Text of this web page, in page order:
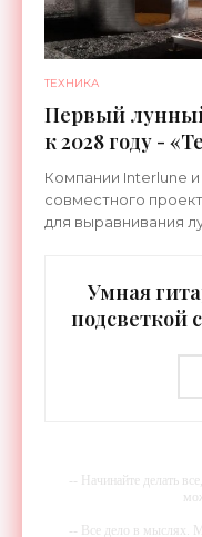
ТЕХНИКА
Первый лунный
к 2028 году -
Компании Interlune
совместного
для выравнивания
Умная
подсветкой
-- Начинайте делать
-- Все дело в мыслях.